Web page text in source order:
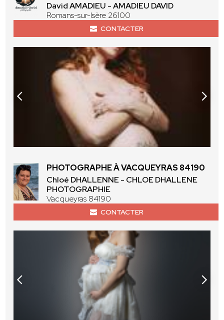
David AMADIEU - AMADIEU DAVID
Romans-sur-Isère 26100
CONTACTER
PHOTOGRAPHE À VACQUEYRAS 84190
Chloé DHALLENNE - CHLOE DHALLENE
PHOTOGRAPHIE
Vacqueyras 84190
CONTACTER